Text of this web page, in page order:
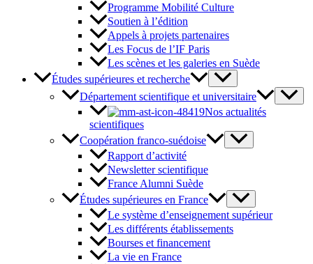
Programme Mobilité Culture
Soutien à l’édition
Appels à projets partenaires
Les Focus de l’IF Paris
Les scènes et les galeries en Suède
Études supérieures et recherche
Département scientifique et universitaire
Nos actualités
scientifiques
Coopération franco-suédoise
Rapport d’activité
Newsletter scientifique
France Alumni Suède
Études supérieures en France
Le système d’enseignement supérieur
Les différents établissements
Bourses et financement
La vie en France